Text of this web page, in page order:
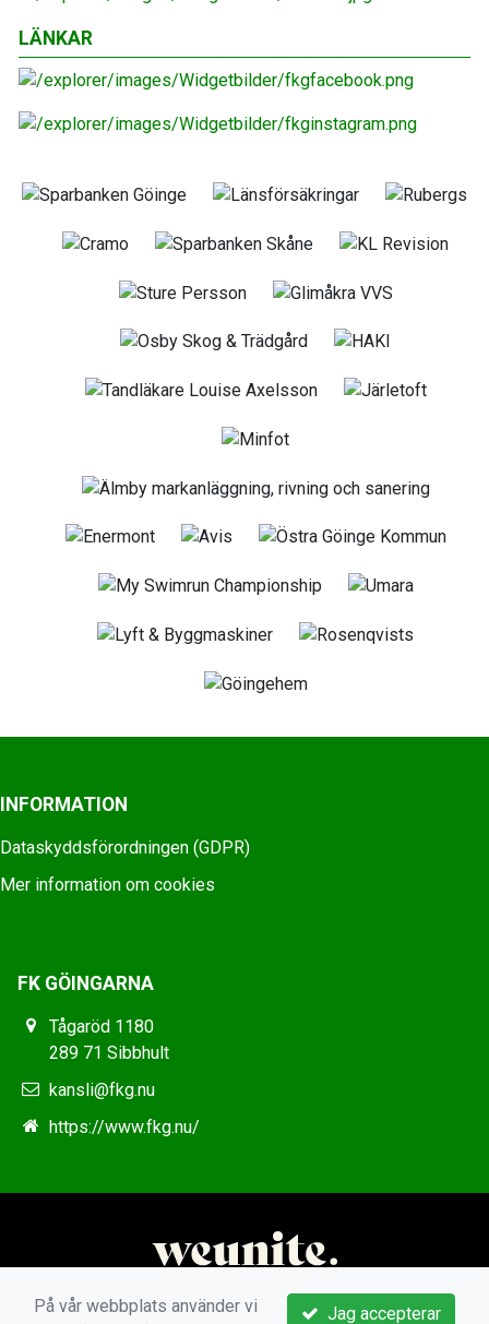
LÄNKAR
INFORMATION
Dataskyddsförordningen (GDPR)
Mer information om cookies
FK GÖINGARNA
Tågaröd 1180
289 71 Sibbhult
kansli@fkg.nu
https://www.fkg.nu/
Jag accepterar
På vår webbplats använder vi